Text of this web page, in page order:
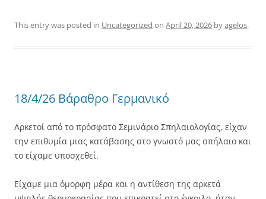
This entry was posted in Uncategorized on April 20, 2026 byagelos.
18/4/26 Βάραθρο Γερμανικό
Αρκετοί από το πρόσφατο Σεμινάριο Σπηλαιολογίας, είχαν
την επιθυμία μιας κατάβασης στο γνωστό μας σπήλαιο και
το είχαμε υποσχεθεί.
Είχαμε μια όμορφη μέρα και η αντίθεση της αρκετά